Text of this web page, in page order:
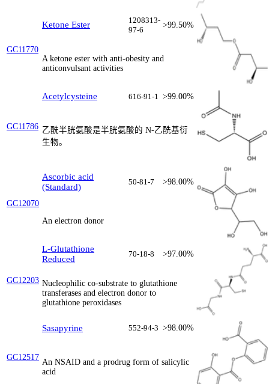
GC11770
Ketone Ester
1208313-
97-6
>99.50%
A ketone ester with anti-obesity and
anticonvulsant activities
GC11786
Acetylcysteine 616-91-1 >99.00%
乙酰半胱氨酸是半胱氨酸的 N-乙酰基衍
生物。
GC12070
Ascorbic acid
(Standard)
50-81-7 >98.00%
An electron donor
GC12203
L-Glutathione
Reduced
70-18-8 >97.00%
Nucleophilic co-substrate to glutathione
transferases and electron donor to
glutathione peroxidases
GC12517
Sasapyrine 552-94-3 >98.00%
An NSAID and a prodrug form of salicylic
acid